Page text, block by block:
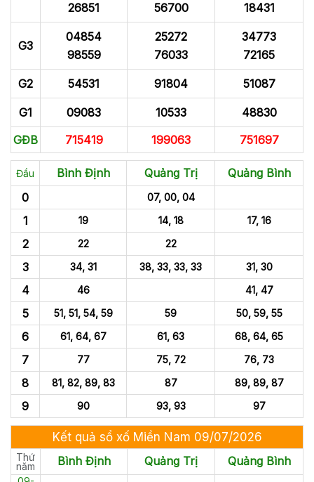
26851
56700
18431
G3
04854
98559
25272
76033
34773
72165
G2 54531 91804 51087
G1 09083 10533
48830
GĐB
715419 199063 751697
Đầu Bình Định Quảng Trị
Quảng Bình
0
07, 00, 04
1 19 14, 18 17, 16
2 22 22
3 34, 31 38, 33, 33, 33 31, 30
4 46 41, 47
5 51, 51, 54, 59 59 50, 59, 55
6 61, 64, 67 61, 63 68, 64, 65
7 77 75, 72 76, 73
8 81, 82, 89, 83 87 89, 89, 87
9 90 93, 93 97
Kết quả sổ xố Miền Nam 09/07/2026
Thứ
năm Bình Định Quảng Trị Quảng Bình